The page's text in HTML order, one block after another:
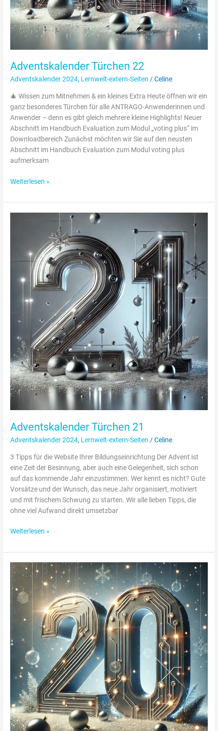
Adventskalender Türchen 22
Adventskalender 2024, Lernwelt-extern-Seiten /Celine
🎄 Wissen zum Mitnehmen & ein kleines Extra Heute öffnen wir ein
ganz besonderes Türchen für alle ANTRAGO-Anwenderinnen und
Anwender – denn es gibt gleich mehrere kleine Highlights! Neuer
Abschnitt im Handbuch Evaluation zum Modul „voting plus“ im
Downloadbereich Zunächst möchten wir Sie auf den neusten
Abschnitt im Handbuch Evaluation zum Modul voting plus
aufmerksam
Weiterlesen »
Adventskalender Türchen 21
Adventskalender 2024, Lernwelt-extern-Seiten /Celine
3 Tipps für die Website Ihrer Bildungseinrichtung Der Advent ist
eine Zeit der Besinnung, aber auch eine Gelegenheit, sich schon
auf das kommende Jahr einzustimmen. Wer kennt es nicht? Gute
Vorsätze und der Wunsch, das neue Jahr organisiert, motiviert
und mit frischem Schwung zu starten. Wir alle lieben Tipps, die
ohne viel Aufwand direkt umsetzbar
Weiterlesen »
Adventskalender
Türchen
20